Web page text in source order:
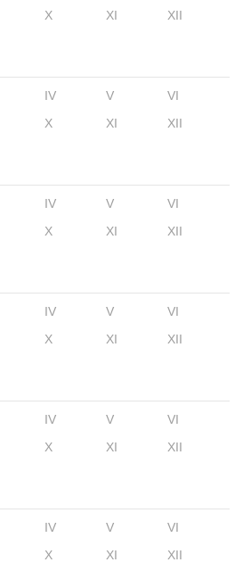
X XI XII
IV V
VI
X XI XII
IV V
VI
X XI XII
IV V
VI
X XI XII
IV V
VI
X XI XII
IV V
VI
X XI XII